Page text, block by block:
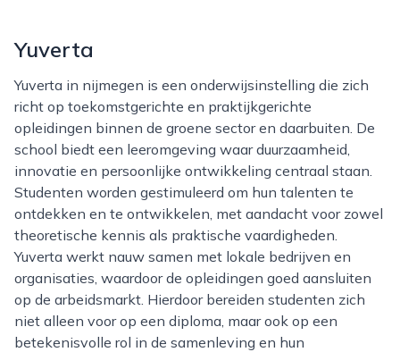
Yuverta
Yuverta in nijmegen is een onderwijsinstelling die zich
richt op toekomstgerichte en praktijkgerichte
opleidingen binnen de groene sector en daarbuiten. De
school biedt een leeromgeving waar duurzaamheid,
innovatie en persoonlijke ontwikkeling centraal staan.
Studenten worden gestimuleerd om hun talenten te
ontdekken en te ontwikkelen, met aandacht voor zowel
theoretische kennis als praktische vaardigheden.
Yuverta werkt nauw samen met lokale bedrijven en
organisaties, waardoor de opleidingen goed aansluiten
op de arbeidsmarkt. Hierdoor bereiden studenten zich
niet alleen voor op een diploma, maar ook op een
betekenisvolle rol in de samenleving en hun